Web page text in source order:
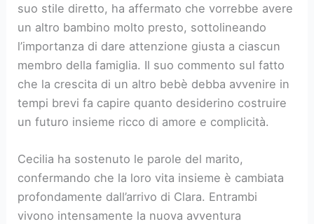
suo stile diretto, ha affermato che vorrebbe avere
un altro bambino molto presto, sottolineando
l’importanza di dare attenzione giusta a ciascun
membro della famiglia. Il suo commento sul fatto
che la crescita di un altro bebè debba avvenire in
tempi brevi fa capire quanto desiderino costruire
un futuro insieme ricco di amore e complicità.
Cecilia ha sostenuto le parole del marito,
confermando che la loro vita insieme è cambiata
profondamente dall’arrivo di Clara. Entrambi
vivono intensamente la nuova avventura